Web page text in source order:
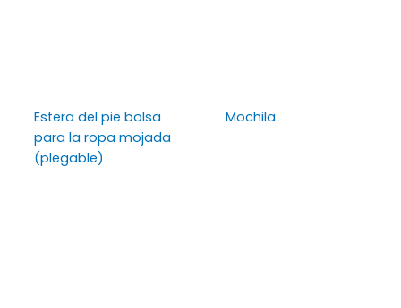
Estera del pie bolsa
para la ropa mojada
(plegable)
Mochila